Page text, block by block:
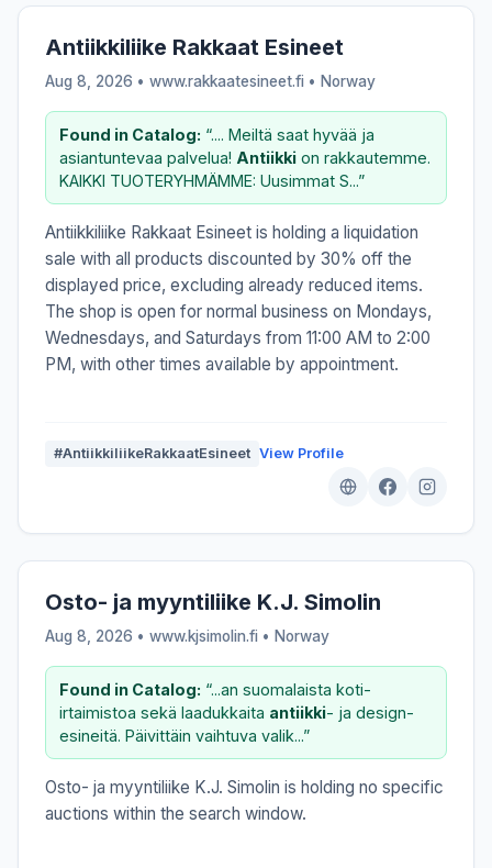
Antiikkiliike Rakkaat Esineet
Aug 8, 2026 • www.rakkaatesineet.fi • Norway
Found in Catalog: “.... Meiltä saat hyvää ja
asiantuntevaa palvelua! Antiikki on rakkautemme.
KAIKKI TUOTERYHMÄMME: Uusimmat S...”
Antiikkiliike Rakkaat Esineet is holding a liquidation
sale with all products discounted by 30% off the
displayed price, excluding already reduced items.
The shop is open for normal business on Mondays,
Wednesdays, and Saturdays from 11:00 AM to 2:00
PM, with other times available by appointment.
#AntiikkiliikeRakkaatEsineet View Profile
Osto- ja myyntiliike K.J. Simolin
Aug 8, 2026 • www.kjsimolin.fi • Norway
Found in Catalog: “...an suomalaista koti-
irtaimistoa sekä laadukkaita antiikki- ja design-
esineitä. Päivittäin vaihtuva valik...”
Osto- ja myyntiliike K.J. Simolin is holding no specific
auctions within the search window.